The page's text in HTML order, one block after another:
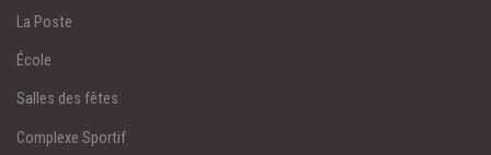
La Poste
École
Salles des fêtes
Complexe Sportif